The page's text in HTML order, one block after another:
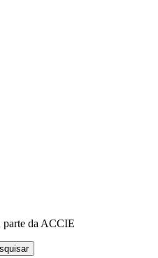
parte da ACCIE